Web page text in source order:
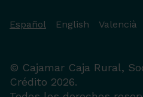
Español English Valencià
© Cajamar Caja Rural,
Crédito 2026.